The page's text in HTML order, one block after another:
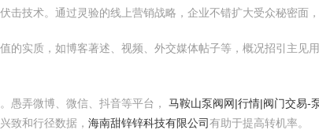
技术。通过灵验的线上营销战略，企业不错扩大受众秘密面
实质，如博客著述、视频、外交媒体帖子等，概况招引主见
愚弄微博、微信、抖音等平台， 马鞍山泵阀网|行情|阀门交易-
致和行径数据， 海南甜锌锌科技有限公司有助于提高转机率。